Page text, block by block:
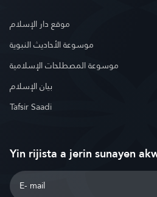
موقع دار الإسلام
موسوعة الأحاديث النبوية
موسوعة المصطلحات الإسلامية
بيان الإسلام
Tafsir Saadi
Yin rijista a jerin sunayen